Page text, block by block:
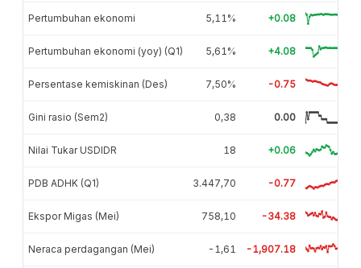
Pertumbuhan ekonomi 5,11% +0.08
Pertumbuhan ekonomi (yoy) (Q1) 5,61% +4.08
Persentase kemiskinan (Des) 7,50% -0.75
Gini rasio (Sem2) 0,38 0.00
Nilai Tukar USDIDR 18 +0.06
PDB ADHK (Q1) 3.447,70 -0.77
Ekspor Migas (Mei) 758,10 -34.38
Neraca perdagangan (Mei) -1,61 -1,907.18